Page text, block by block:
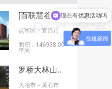
[百联慧谷]..
点军区－宜昌市
面积：146938.00
平米
罗桥大林山..
大冶市－黄石市
可以介绍下你们的产品么
现在有优惠活动吗